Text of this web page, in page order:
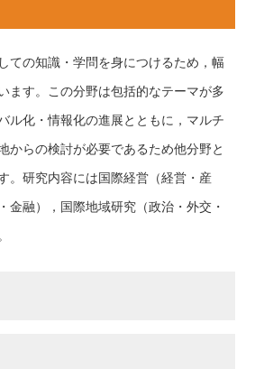
ての知識・学問を身につけるため，幅
ます。この分野は包括的なテーマが多
ル化・情報化の進展とともに，マルチ
からの検討が必要であるため他分野と
。研究内容には国際経営（経営・産
金融），国際地域研究（政治・外交・